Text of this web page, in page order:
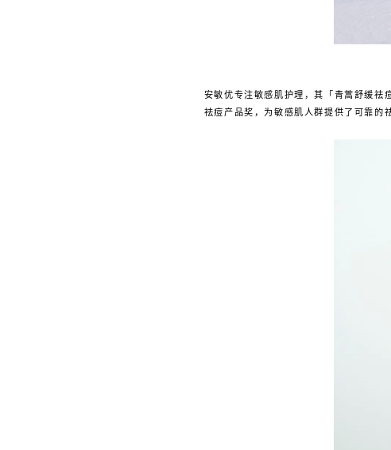
安敏优专注敏感肌护理，其「青蒿舒缓
祛痘产品奖，为敏感肌人群提供了可靠的